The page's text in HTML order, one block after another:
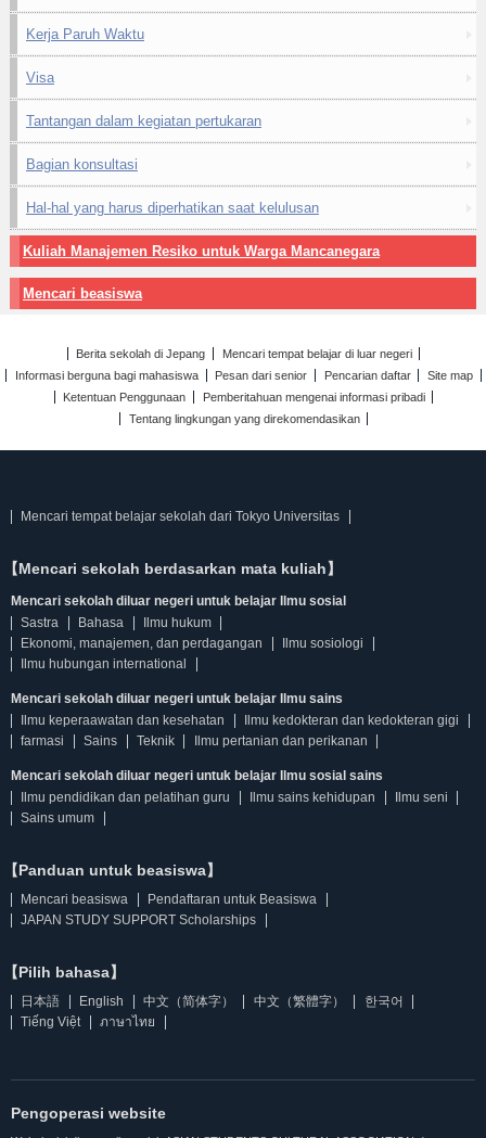
Kerja Paruh Waktu
Visa
Tantangan dalam kegiatan pertukaran
Bagian konsultasi
Hal-hal yang harus diperhatikan saat kelulusan
Kuliah Manajemen Resiko untuk Warga Mancanegara
Mencari beasiswa
Berita sekolah di Jepang
Mencari tempat belajar di luar negeri
Informasi berguna bagi mahasiswa
Pesan dari senior Pencarian daftar
Site map
Ketentuan Penggunaan
Pemberitahuan mengenai informasi pribadi
Tentang lingkungan yang direkomendasikan
Mencari tempat belajar sekolah dari Tokyo Universitas
【Mencari sekolah berdasarkan mata kuliah】
Mencari sekolah diluar negeri untuk belajar Ilmu sosial
Sastra
Bahasa
Ilmu hukum
Ekonomi, manajemen, dan perdagangan
Ilmu sosiologi
Ilmu hubungan international
Mencari sekolah diluar negeri untuk belajar Ilmu sains
Ilmu keperaawatan dan kesehatan
Ilmu kedokteran dan kedokteran gigi
farmasi
Sains Teknik Ilmu pertanian dan perikanan
Mencari sekolah diluar negeri untuk belajar Ilmu sosial sains
Ilmu pendidikan dan pelatihan guru
Ilmu sains kehidupan
Ilmu seni
Sains umum
【Panduan untuk beasiswa】
Mencari beasiswa
Pendaftaran untuk Beasiswa
JAPAN STUDY SUPPORT Scholarships
【Pilih bahasa】
日本語 English 中文（简体字） 中文（繁體字）
한국어
Tiếng Việt
ภาษาไทย
Pengoperasi website